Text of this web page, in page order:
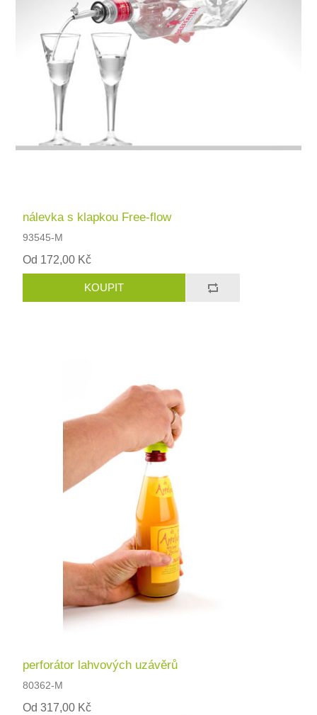
nálevka s klapkou Free-flow
93545-M
Od 172,00 Kč
perforátor lahvových uzávěrů
80362-M
Od 317,00 Kč